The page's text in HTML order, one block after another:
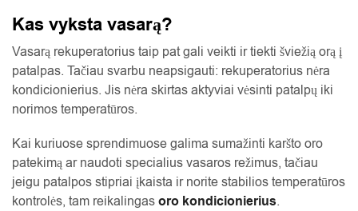
Kas vyksta vasarą?
Vasarą rekuperatorius taip pat gali veikti ir tiekti šviežią orą į
patalpas. Tačiau svarbu neapsigauti: rekuperatorius nėra
kondicionierius. Jis nėra skirtas aktyviai vėsinti patalpų iki
norimos temperatūros.
Kai kuriuose sprendimuose galima sumažinti karšto oro
patekimą ar naudoti specialius vasaros režimus, tačiau
jeigu patalpos stipriai įkaista ir norite stabilios temperatūros
kontrolės, tam reikalingasoro kondicionierius.